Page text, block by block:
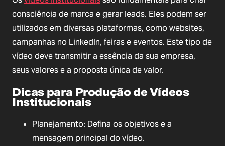
consciência de marca e gerar leads. Eles podem ser
utilizados em diversas plataformas, como websites,
campanhas no LinkedIn, feiras e eventos. Este tipo de
vídeo deve transmitir a essência da sua empresa,
seus valores e a proposta única de valor.
Dicas para Produção de Vídeos
Institucionais
Planejamento: Defina os objetivos e a
mensagem principal do vídeo.